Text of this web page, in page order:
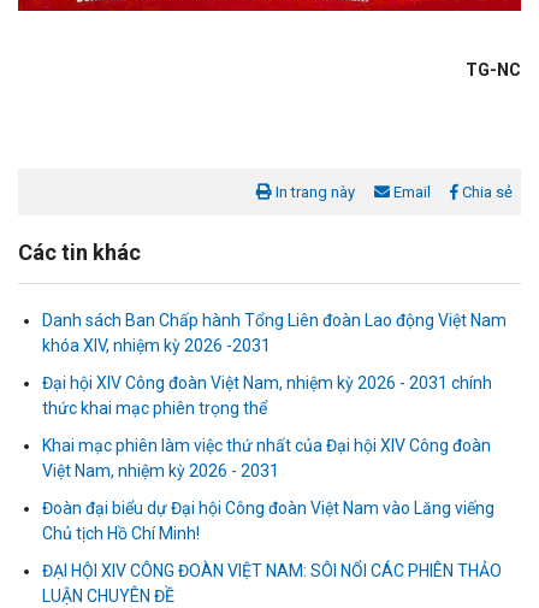
TG-NC
In trang này Email Chia sẻ
Các tin khác
Danh sách Ban Chấp hành Tổng Liên đoàn Lao động Việt Nam
khóa XIV, nhiệm kỳ 2026 -2031
Đại hội XIV Công đoàn Việt Nam, nhiệm kỳ 2026 - 2031 chính
thức khai mạc phiên trọng thể
Khai mạc phiên làm việc thứ nhất của Đại hội XIV Công đoàn
Việt Nam, nhiệm kỳ 2026 - 2031
Đoàn đại biểu dự Đại hội Công đoàn Việt Nam vào Lăng viếng
Chủ tịch Hồ Chí Minh!
ĐẠI HỘI XIV CÔNG ĐOÀN VIỆT NAM: SÔI NỔI CÁC PHIÊN THẢO
LUẬN CHUYÊN ĐỀ
Liên đoàn Lao động tỉnh tổ chức trao kinh phí hỗ trợ xây dựng nhà
phường Tân An